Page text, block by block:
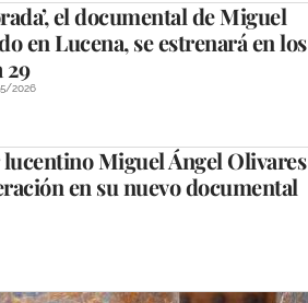
el documental de Miguel
en Lucena, se estrenará en los
29
2026
Miguel Ángel Olivares
en su nuevo documental